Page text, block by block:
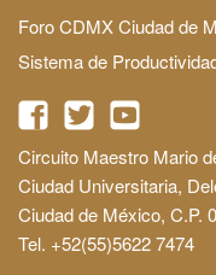
Foro CDMX Ciudad de
Sistema de
Circuito Maestro Mario
Ciudad Universitaria,
Ciudad de México, C.P.
Tel. +52(55)5622 7474